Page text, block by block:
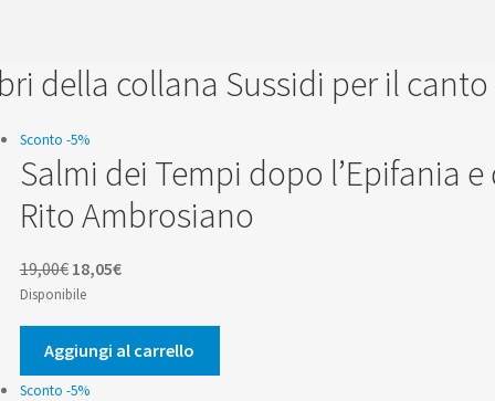
della collana Sussidi per il canto
Sconto -5%
Salmi dei Tempi dopo l’Epifania
Rito Ambrosiano
19,00€ Il
prezzo
originale
era:
19,00€.
18,05€Il
attuale
è:
18,05€.
Disponibile
Aggiungi al carrello
Sconto -5%